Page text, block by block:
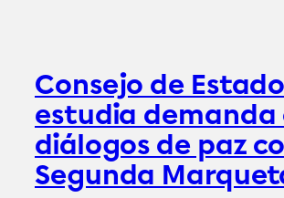
Consejo de Estado
estudia demanda
diálogos de paz
Segunda